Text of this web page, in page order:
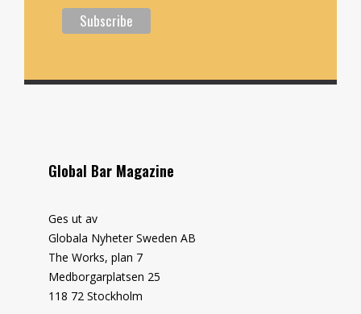
Global Bar Magazine
Ges ut av
Globala Nyheter Sweden AB
The Works, plan 7
Medborgarplatsen 25
118 72 Stockholm